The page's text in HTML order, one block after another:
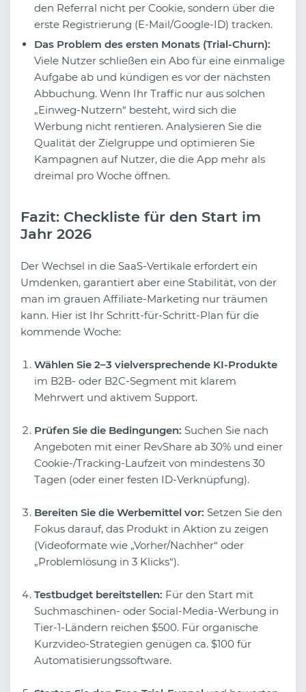
den Referral nicht per Cookie, sondern über die
erste Registrierung (E-Mail/Google-ID) tracken.
Das Problem des ersten Monats (Trial-Churn):
Viele Nutzer schließen ein Abo für eine einmalige
Aufgabe ab und kündigen es vor der nächsten
Abbuchung. Wenn Ihr Traffic nur aus solchen
„Einweg-Nutzern“ besteht, wird sich die
Werbung nicht rentieren. Analysieren Sie die
Qualität der Zielgruppe und optimieren Sie
Kampagnen auf Nutzer, die die App mehr als
dreimal pro Woche öffnen.
Fazit: Checkliste für den Start im
Jahr 2026
Der Wechsel in die SaaS-Vertikale erfordert ein
Umdenken, garantiert aber eine Stabilität, von der
man im grauen Affiliate-Marketing nur träumen
kann. Hier ist Ihr Schritt-für-Schritt-Plan für die
kommende Woche:
Wählen Sie 2–3 vielversprechende KI-Produkte
im B2B- oder B2C-Segment mit klarem
Mehrwert und aktivem Support.
Prüfen Sie die Bedingungen: Suchen Sie nach
Angeboten mit einer RevShare ab 30% und einer
Cookie-/Tracking-Laufzeit von mindestens 30
Tagen (oder einer festen ID-Verknüpfung).
Bereiten Sie die Werbemittel vor: Setzen Sie den
Fokus darauf, das Produkt in Aktion zu zeigen
(Videoformate wie „Vorher/Nachher“ oder
„Problemlösung in 3 Klicks“).
Testbudget bereitstellen: Für den Start mit
Suchmaschinen- oder Social-Media-Werbung in
Tier-1-Ländern reichen $500. Für organische
Kurzvideo-Strategien genügen ca. $100 für
Automatisierungssoftware.